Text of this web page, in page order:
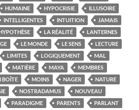
HUMAINE HYPOCRISIE
ILLUSOIRE
INTELLIGENTES INTUITION
JAMAIS
LA RÉALITÉ
LANTERNES
LE MONDE LE SENS
LECTURE
LIMITES LOGIQUEMENT
MAL
MATIÈRE MAYA
MEMBRES
BOÎTE MOINS NAGER
NATURE
NOSTRADAMUS
NOUVEAU
PARADIGME PARENTS
PARLANT